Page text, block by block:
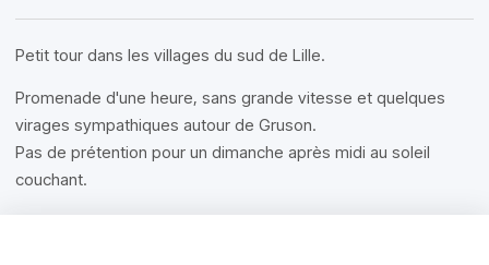
Petit tour dans les villages du sud de Lille.
Promenade d'une heure, sans grande vitesse et quelques
virages sympathiques autour de Gruson.
Pas de prétention pour un dimanche après midi au soleil
couchant.